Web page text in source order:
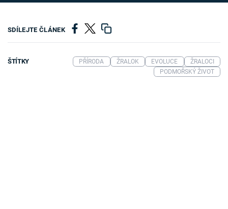
SDÍLEJTE ČLÁNEK
ŠTÍTKY PŘÍRODA ŽRALOK EVOLUCE
ŽRALOCI
PODMOŘSKÝ ŽIVOT